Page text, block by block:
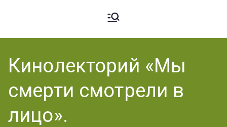
Ардато
вский
аграрный
техникум».
Кинолекторий «Мы
смерти смотрели в
лицо».